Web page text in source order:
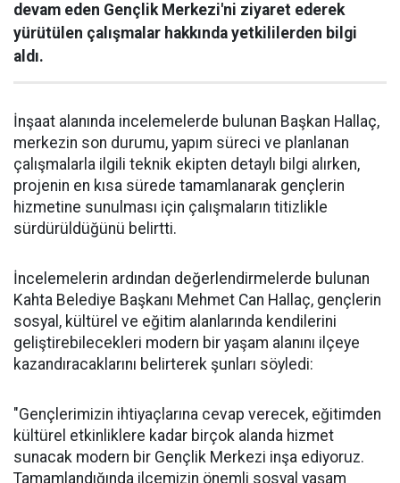
devam eden Gençlik Merkezi'ni ziyaret ederek
yürütülen çalışmalar hakkında yetkililerden bilgi
aldı.
İnşaat alanında incelemelerde bulunan Başkan Hallaç,
merkezin son durumu, yapım süreci ve planlanan
çalışmalarla ilgili teknik ekipten detaylı bilgi alırken,
projenin en kısa sürede tamamlanarak gençlerin
hizmetine sunulması için çalışmaların titizlikle
sürdürüldüğünü belirtti.
İncelemelerin ardından değerlendirmelerde bulunan
Kahta Belediye Başkanı Mehmet Can Hallaç, gençlerin
sosyal, kültürel ve eğitim alanlarında kendilerini
geliştirebilecekleri modern bir yaşam alanını ilçeye
kazandıracaklarını belirterek şunları söyledi:
"Gençlerimizin ihtiyaçlarına cevap verecek, eğitimden
kültürel etkinliklere kadar birçok alanda hizmet
sunacak modern bir Gençlik Merkezi inşa ediyoruz.
Tamamlandığında ilçemizin önemli sosyal yaşam